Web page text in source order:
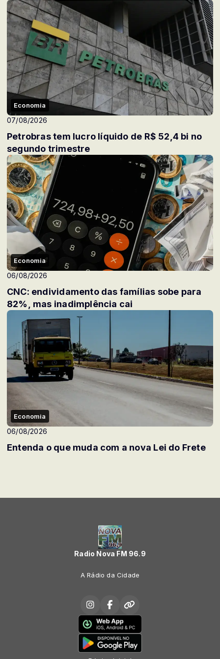
Economia
07/08/2026
Petrobras tem lucro líquido de R$ 52,4 bi no
segundo trimestre
Economia
06/08/2026
CNC: endividamento das famílias sobe para
82%, mas inadimplência cai
Economia
06/08/2026
Entenda o que muda com a nova Lei do Frete
Radio Nova FM 96.9
A Rádio da Cidade